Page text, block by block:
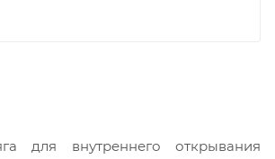
для внутреннего открывания